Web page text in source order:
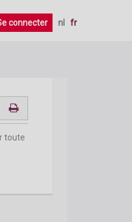
connecter nl fr
toute